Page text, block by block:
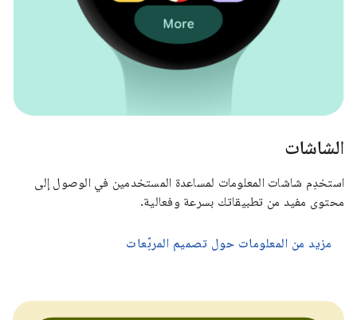
الشاشات
استخدِم شاشات المعلومات لمساعدة المستخدمين في الوصول إلى
محتوى مفيد من تطبيقاتك بسرعة وفعالية.
مزيد من المعلومات حول تصميم المربّعات